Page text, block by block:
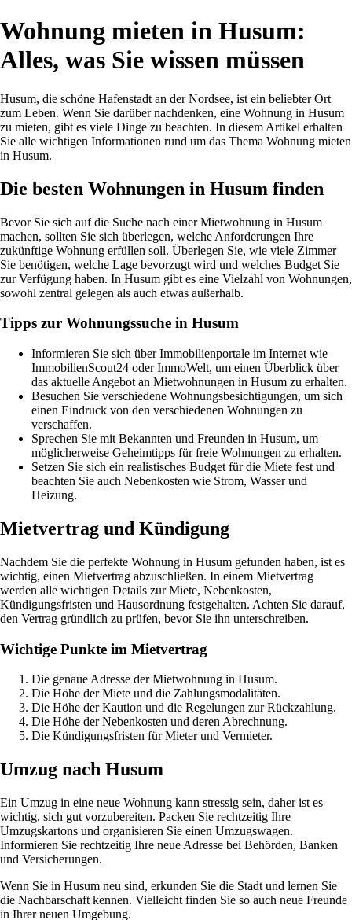
Wohnung mieten in Husum:
Alles, was Sie wissen müssen
Husum, die schöne Hafenstadt an der Nordsee, ist ein beliebter Ort
zum Leben. Wenn Sie darüber nachdenken, eine Wohnung in Husum
zu mieten, gibt es viele Dinge zu beachten. In diesem Artikel erhalten
Sie alle wichtigen Informationen rund um das Thema Wohnung mieten
in Husum.
Die besten Wohnungen in Husum finden
Bevor Sie sich auf die Suche nach einer Mietwohnung in Husum
machen, sollten Sie sich überlegen, welche Anforderungen Ihre
zukünftige Wohnung erfüllen soll. Überlegen Sie, wie viele Zimmer
Sie benötigen, welche Lage bevorzugt wird und welches Budget Sie
zur Verfügung haben. In Husum gibt es eine Vielzahl von Wohnungen,
sowohl zentral gelegen als auch etwas außerhalb.
Tipps zur Wohnungssuche in Husum
Informieren Sie sich über Immobilienportale im Internet wie
ImmobilienScout24 oder ImmoWelt, um einen Überblick über
das aktuelle Angebot an Mietwohnungen in Husum zu erhalten.
Besuchen Sie verschiedene Wohnungsbesichtigungen, um sich
einen Eindruck von den verschiedenen Wohnungen zu
verschaffen.
Sprechen Sie mit Bekannten und Freunden in Husum, um
möglicherweise Geheimtipps für freie Wohnungen zu erhalten.
Setzen Sie sich ein realistisches Budget für die Miete fest und
beachten Sie auch Nebenkosten wie Strom, Wasser und
Heizung.
Mietvertrag und Kündigung
Nachdem Sie die perfekte Wohnung in Husum gefunden haben, ist es
wichtig, einen Mietvertrag abzuschließen. In einem Mietvertrag
werden alle wichtigen Details zur Miete, Nebenkosten,
Kündigungsfristen und Hausordnung festgehalten. Achten Sie darauf,
den Vertrag gründlich zu prüfen, bevor Sie ihn unterschreiben.
Wichtige Punkte im Mietvertrag
Die genaue Adresse der Mietwohnung in Husum.
Die Höhe der Miete und die Zahlungsmodalitäten.
Die Höhe der Kaution und die Regelungen zur Rückzahlung.
Die Höhe der Nebenkosten und deren Abrechnung.
Die Kündigungsfristen für Mieter und Vermieter.
Umzug nach Husum
Ein Umzug in eine neue Wohnung kann stressig sein, daher ist es
wichtig, sich gut vorzubereiten. Packen Sie rechtzeitig Ihre
Umzugskartons und organisieren Sie einen Umzugswagen.
Informieren Sie rechtzeitig Ihre neue Adresse bei Behörden, Banken
und Versicherungen.
Wenn Sie in Husum neu sind, erkunden Sie die Stadt und lernen Sie
die Nachbarschaft kennen. Vielleicht finden Sie so auch neue Freunde
in Ihrer neuen Umgebung.